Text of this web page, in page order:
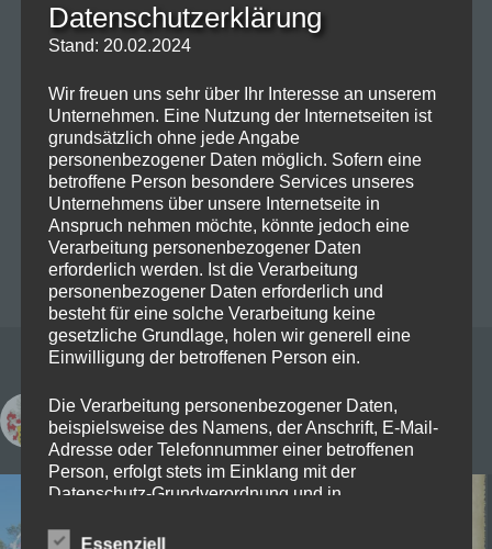
freye_rittersleut_zu_randingen
Datenschutzerklärung
Stand: 20.02.2024
Wir freuen uns sehr über Ihr Interesse an unserem
Unternehmen. Eine Nutzung der Internetseiten ist
grundsätzlich ohne jede Angabe
personenbezogener Daten möglich. Sofern eine
betroffene Person besondere Services unseres
Unternehmens über unsere Internetseite in
Anspruch nehmen möchte, könnte jedoch eine
Verarbeitung personenbezogener Daten
erforderlich werden. Ist die Verarbeitung
personenbezogener Daten erforderlich und
besteht für eine solche Verarbeitung keine
gesetzliche Grundlage, holen wir generell eine
Einwilligung der betroffenen Person ein.
Die Verarbeitung personenbezogener Daten,
beispielsweise des Namens, der Anschrift, E-Mail-
Adresse oder Telefonnummer einer betroffenen
Person, erfolgt stets im Einklang mit der
Datenschutz-Grundverordnung und in
landesspezifischen Datenschutzbestimmungen.
Essenziell